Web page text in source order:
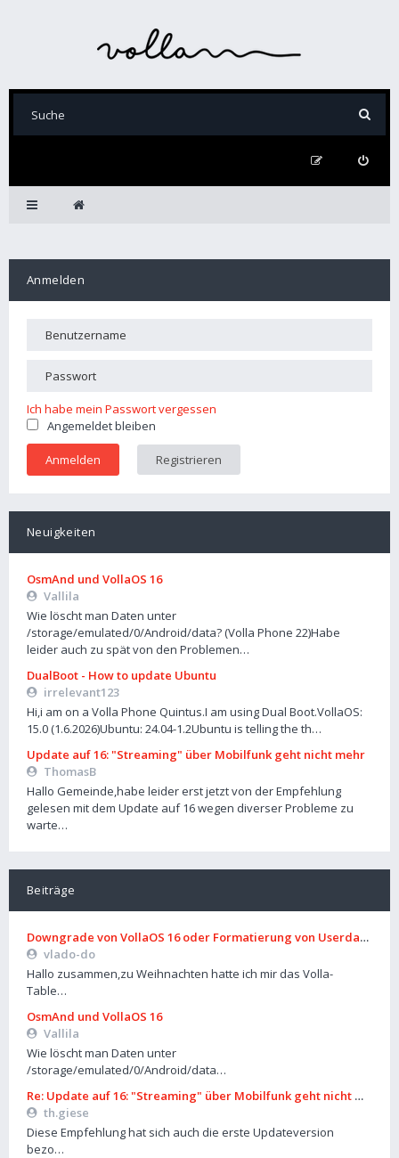
Anmelden
Ich habe mein Passwort vergessen
Angemeldet bleiben
Registrieren
Neuigkeiten
OsmAnd und VollaOS 16
Vallila
Wie löscht man Daten unter
/storage/emulated/0/Android/data? (Volla Phone 22)Habe
leider auch zu spät von den Problemen…
DualBoot - How to update Ubuntu
irrelevant123
Hi,i am on a Volla Phone Quintus.I am using Dual Boot.VollaOS:
15.0 (1.6.2026)Ubuntu: 24.04-1.2Ubuntu is telling the th…
Update auf 16: "Streaming" über Mobilfunk geht nicht mehr
ThomasB
Hallo Gemeinde,habe leider erst jetzt von der Empfehlung
gelesen mit dem Update auf 16 wegen diverser Probleme zu
warte…
Beiträge
Downgrade von VollaOS 16 oder Formatierung von Userdata
vlado-do
Hallo zusammen,zu Weihnachten hatte ich mir das Volla-
Table…
OsmAnd und VollaOS 16
Vallila
Wie löscht man Daten unter
/storage/emulated/0/Android/data…
Re: Update auf 16: "Streaming" über Mobilfunk geht nicht mehr
th.giese
Diese Empfehlung hat sich auch die erste Updateversion
bezo…